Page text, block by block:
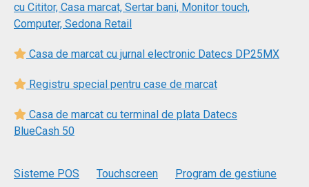
cu Cititor, Casa marcat, Sertar bani, Monitor touch,
Computer, Sedona Retail
Casa de marcat cu jurnal electronic Datecs DP25MX
Registru special pentru case de marcat
Casa de marcat cu terminal de plata Datecs
BlueCash 50
Sisteme POS Touchscreen Program de gestiune